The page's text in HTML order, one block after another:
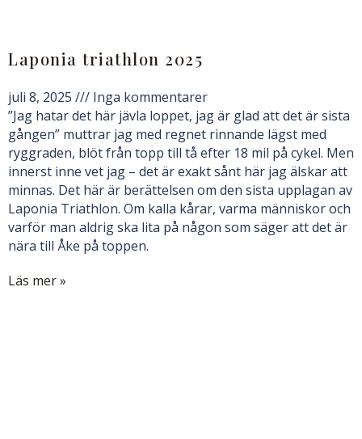
Laponia triathlon 2025
juli 8, 2025
Inga kommentarer
”Jag hatar det här jävla loppet, jag är glad att det är sista
gången” muttrar jag med regnet rinnande lägst med
ryggraden, blöt från topp till tå efter 18 mil på cykel. Men
innerst inne vet jag – det är exakt sånt här jag älskar att
minnas. Det här är berättelsen om den sista upplagan av
Laponia Triathlon. Om kalla kårar, varma människor och
varför man aldrig ska lita på någon som säger att det är
nära till Åke på toppen.
Läs mer »